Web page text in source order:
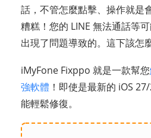
話，不管怎麼點擊、操作就是
糟糕！您的 LINE 無法通話等
出現了問題導致的。這下該怎
iMyFone Fixppo 就是一款幫您
強軟體 ！即使是最新的 iOS
能輕鬆修復。